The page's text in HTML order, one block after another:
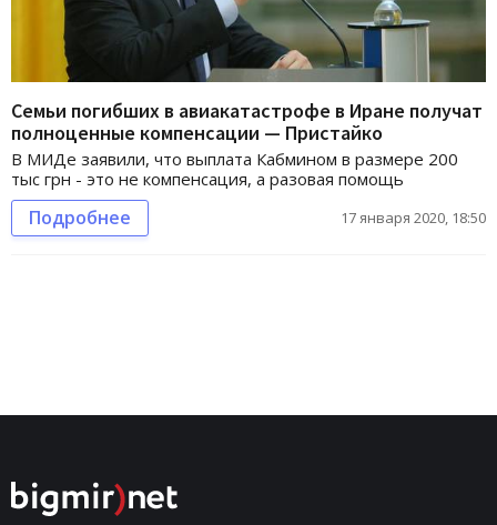
Семьи погибших в авиакатастрофе в Иране получат
полноценные компенсации — Пристайко
В МИДе заявили, что выплата Кабмином в размере 200
тыс грн - это не компенсация, а разовая помощь
Подробнее 17 января 2020, 18:50